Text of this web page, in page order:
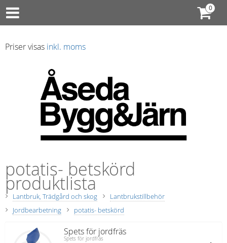
Priser visas inkl. moms
potatis- betskörd
produktlista
Lantbruk, Trädgård och skog
Lantbrukstillbehör
Jordbearbetning
potatis- betskörd
Spets för jordfräs
Spets för jordfräs